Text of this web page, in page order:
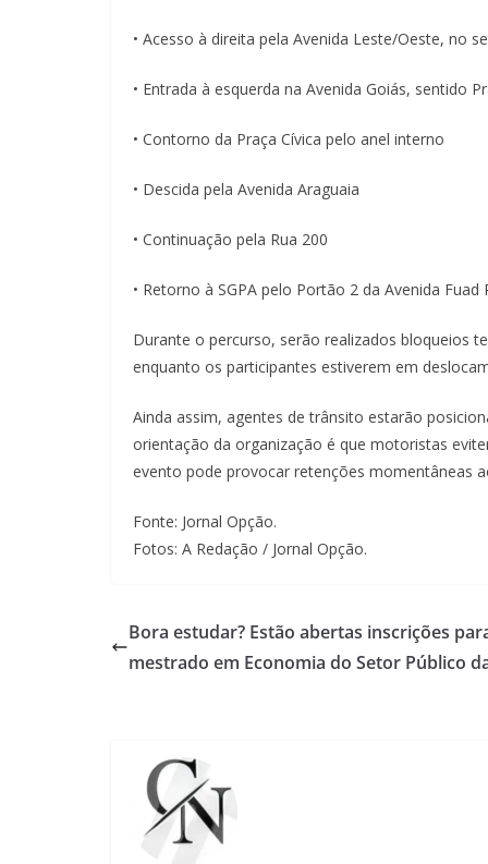
• Acesso à direita pela Avenida Leste/Oeste, no
• Entrada à esquerda na Avenida Goiás, sentido
• Contorno da Praça Cívica pelo anel interno
• Descida pela Avenida Araguaia
• Continuação pela Rua 200
• Retorno à SGPA pelo Portão 2 da Avenida Fuad
Durante o percurso, serão realizados bloqueios
enquanto os participantes estiverem em
Ainda assim, agentes de trânsito estarão
orientação da organização é que motoristas
evento pode provocar retenções momentâneas
Fonte: Jornal Opção.
Fotos: A Redação / Jornal Opção.
Bora estudar? Estão abertas inscrições
mestrado em Economia do Setor Público